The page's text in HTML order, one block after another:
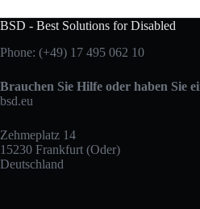
BSD - Best Solutions for Disabled
Phone: (+49) 17 495 062 10
Brauchen Sie Hilfe oder haben Sie
bsd.eu
Zehmeplatz 14
15230 Frankfurt (Oder)
Deutschland